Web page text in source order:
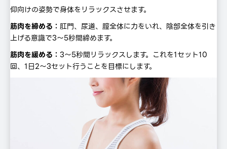
仰向けの姿勢で身体をリラックスさせます。
筋⾁を締める： 肛門、尿道、膣全体に力をいれ、陰部全体を引き
上げる意識で3〜5秒間締めます。
筋⾁を緩める： 3〜5秒間リラックスします。これを1セット10
回、1⽇2〜3セット⾏うことを⽬標にします。